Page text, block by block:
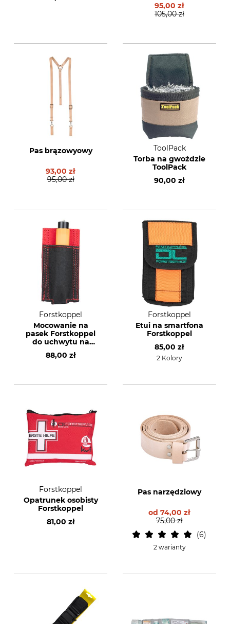
leśnych
95,00 zł
105,00 zł
Pas brązowyowy
93,00 zł
95,00 zł
ToolPack
Torba na gwoździe
ToolPack
90,00 zł
Forstkoppel
Mocowanie na
pasek Forstkoppel
do uchwytu na
88,00 zł
Forstkoppel
Etui na smartfona
Forstkoppel
85,00 zł
2 Kolory
Forstkoppel
Opatrunek osobisty
Forstkoppel
81,00 zł
Pas narzędziowy
od 74,00 zł
75,00 zł
6
2 warianty